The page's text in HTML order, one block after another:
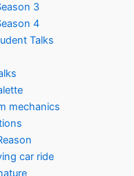
3
4
Talks
mechanics
car ride